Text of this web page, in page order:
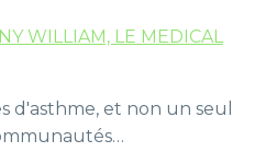
WILLIAM, LE MEDICAL
d'asthme, et non un seul